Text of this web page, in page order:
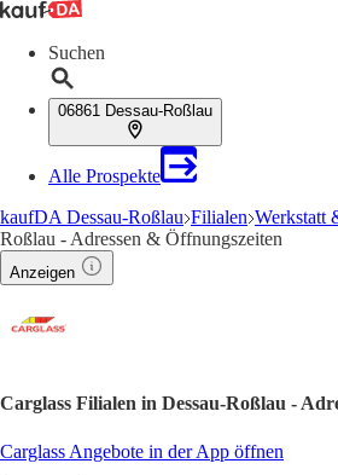
Suchen
06861 Dessau-Roßlau
Alle Prospekte
kaufDA Dessau-Roßlau Filialen Werkstatt
Roßlau - Adressen & Öffnungszeiten
Anzeigen
Carglass Filialen in Dessau-Roßlau -
Carglass Angebote in der App öffnen